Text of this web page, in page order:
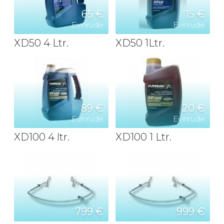
65 €
Evinrude
XD50 4 Ltr.
15 €
Evinrude
XD50 1Ltr.
89 €
Evinrude
XD100 4 ltr.
20 €
Evinrude
XD100 1 Ltr.
799 €
999 €